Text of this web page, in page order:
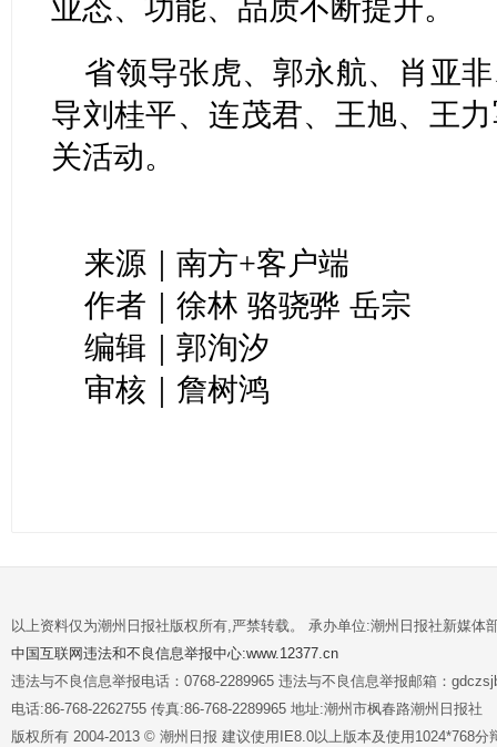
业态、功能、品质不断提升。
省领导张虎、郭永航、肖亚
导刘桂平、连茂君、王旭、王
关活动。
来源｜南方+客户端
作者｜徐林 骆骁骅 岳宗
编辑｜郭洵汐
审核｜詹树鸿
以上资料仅为潮州日报社版权所有,严禁转载。 承办单位:潮州日报社新媒体
中国互联网违法和不良信息举报中心:www.12377.cn
违法与不良信息举报电话：0768-2289965 违法与不良信息举报邮箱：
电话:86-768-2262755 传真:86-768-2289965 地址:潮州市枫春路潮州日报社
版权所有 2004-2013 © 潮州日报 建议使用IE8.0以上版本及使用1024*768分